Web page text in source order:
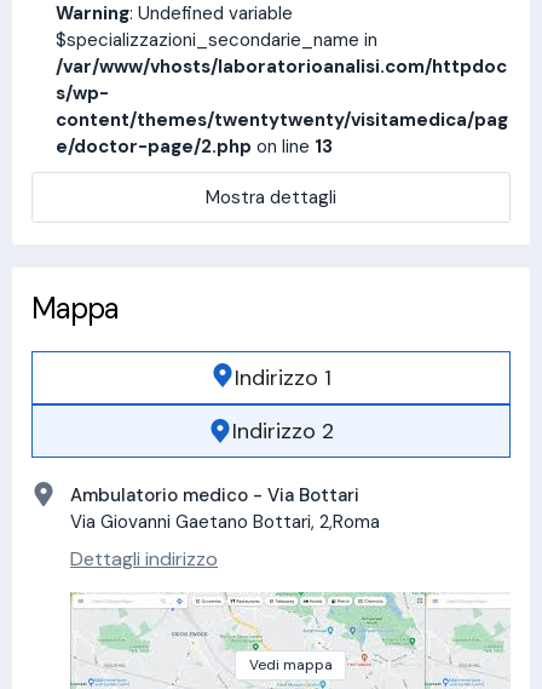
Warning: Undefined variable
$specializzazioni_secondarie_name in
/var/www/vhosts/laboratorioanalisi.com/httpdoc
s/wp-
content/themes/twentytwenty/visitamedica/pag
e/doctor-page/2.php on line 13
Mostra dettagli
Mappa
Indirizzo 1
Indirizzo 2
Ambulatorio medico - Via Bottari
Via Giovanni Gaetano Bottari, 2,Roma
Dettagli indirizzo
Vedi mappa